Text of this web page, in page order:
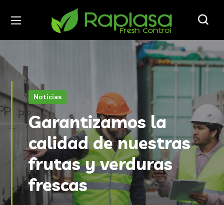
Noticias
Garantizamos la
calidad de nuestras
frutas y verduras
frescas